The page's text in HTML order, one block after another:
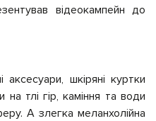
відеокампейн до
аксесуари, шкіряні куртки
тлі гір, каміння та води
А злегка меланхолійна